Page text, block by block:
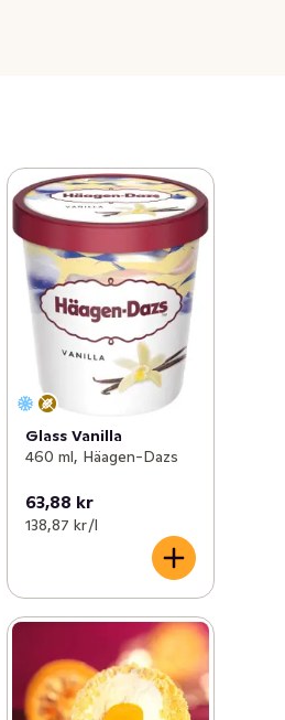
Glass Vanilla
460 ml, Häagen-Dazs
63,88 kr
138,87 kr /l